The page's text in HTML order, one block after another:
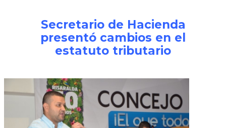
Secretario de Hacienda
presentó cambios en el
estatuto tributario